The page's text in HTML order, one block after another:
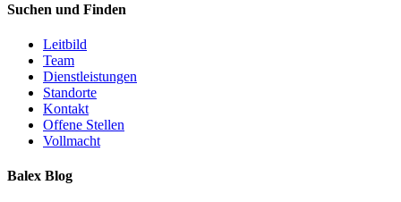
Suchen und Finden
Leitbild
Team
Dienstleistungen
Standorte
Kontakt
Offene Stellen
Vollmacht
Balex Blog